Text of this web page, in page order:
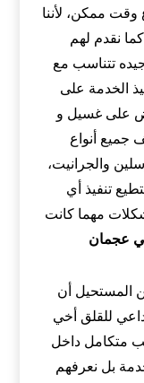
وقت ممكن، لأننا
كما نقدم لهم
تتناسب مع
الخدمة على
على غسيل و
جميع أنواع
والجرانيت،
تنفيذ أي
مهما كانت
عجمان
المستحيل أن
داعي للقلق أخي
متكامل داخل
بل نعرفهم